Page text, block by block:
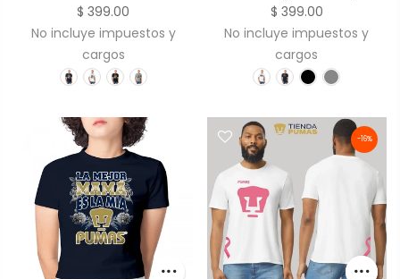
$ 399.00
No incluye impuestos y
cargos
$ 399.00
No incluye impuestos y
cargos
-16%